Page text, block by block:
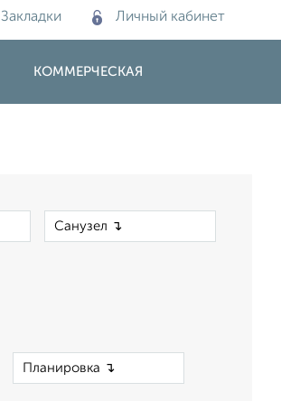
Закладки Личный кабинет
КОММЕРЧЕСКАЯ